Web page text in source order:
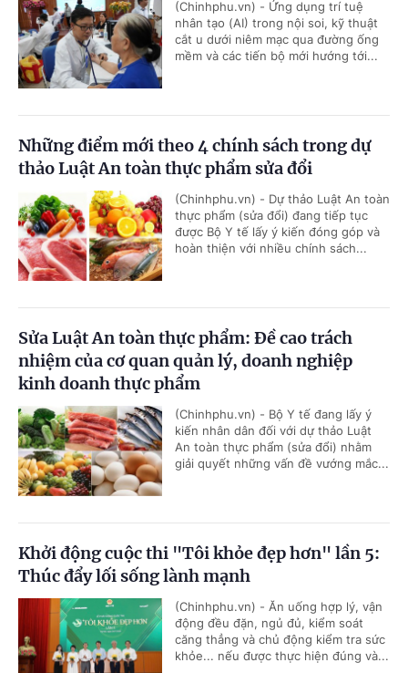
(Chinhphu.vn) - Ứng dụng trí tuệ
nhân tạo (AI) trong nội soi, kỹ thuật
cắt u dưới niêm mạc qua đường ống
mềm và các tiến bộ mới hướng tới...
Những điểm mới theo 4 chính sách trong dự
thảo Luật An toàn thực phẩm sửa đổi
(Chinhphu.vn) - Dự thảo Luật An toàn
thực phẩm (sửa đổi) đang tiếp tục
được Bộ Y tế lấy ý kiến đóng góp và
hoàn thiện với nhiều chính sách...
Sửa Luật An toàn thực phẩm: Đề cao trách
nhiệm của cơ quan quản lý, doanh nghiệp
kinh doanh thực phẩm
(Chinhphu.vn) - Bộ Y tế đang lấy ý
kiến nhân dân đối với dự thảo Luật
An toàn thực phẩm (sửa đổi) nhằm
giải quyết những vấn đề vướng mắc...
Khởi động cuộc thi "Tôi khỏe đẹp hơn" lần 5:
Thúc đẩy lối sống lành mạnh
(Chinhphu.vn) - Ăn uống hợp lý, vận
động đều đặn, ngủ đủ, kiểm soát
căng thẳng và chủ động kiểm tra sức
khỏe... nếu được thực hiện đúng và...